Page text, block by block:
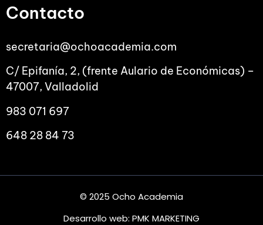
Contacto
secretaria@ochoacademia.com
C/ Epifanía, 2, (frente Aulario de Económicas) –
47007, Valladolid
983 071 697
648 28 84 73
© 2025 Ocho Academia
Desarrollo web: PMK MARKETING